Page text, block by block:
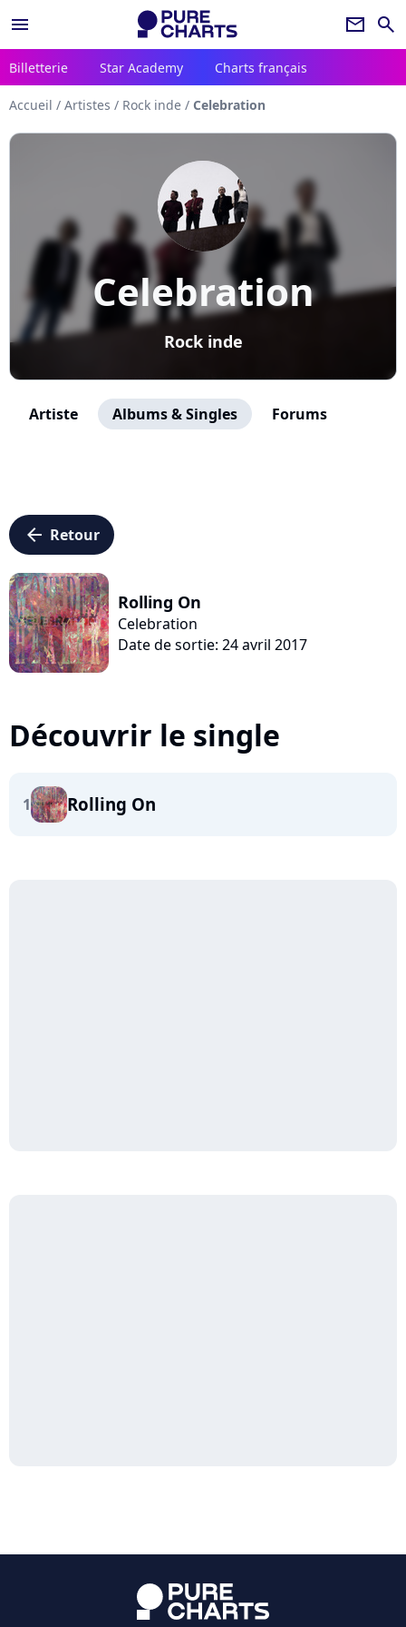
menu newsletter search
Billetterie Star Academy Charts français
Accueil / Artistes / Rock inde / Celebration
Celebration
Rock inde
Artiste Albums & Singles Forums
arrow_left Retour
Rolling On
Celebration
Date de sortie: 24 avril 2017
Découvrir le single
1 Rolling On